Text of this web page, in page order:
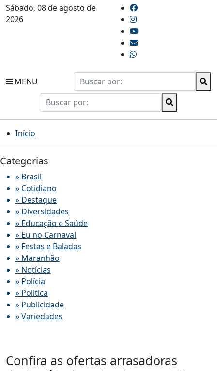
Sábado, 08 de agosto de
2026
MENU
Início
Categorias
» Brasil
» Cotidiano
» Destaque
» Diversidades
» Educação e Saúde
» Eu no Carnaval
» Festas e Baladas
» Maranhão
» Notícias
» Polícia
» Política
» Publicidade
» Variedades
Confira as ofertas arrasadoras